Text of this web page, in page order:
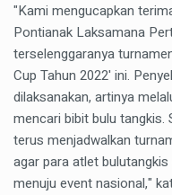
"Kami mengucapkan
Pontianak Laksamana
terselenggaranya
Cup Tahun 2022' ini.
dilaksanakan, artinya
mencari bibit bulu tangkis.
terus menjadwalkan
agar para atlet
menuju event nasional,"